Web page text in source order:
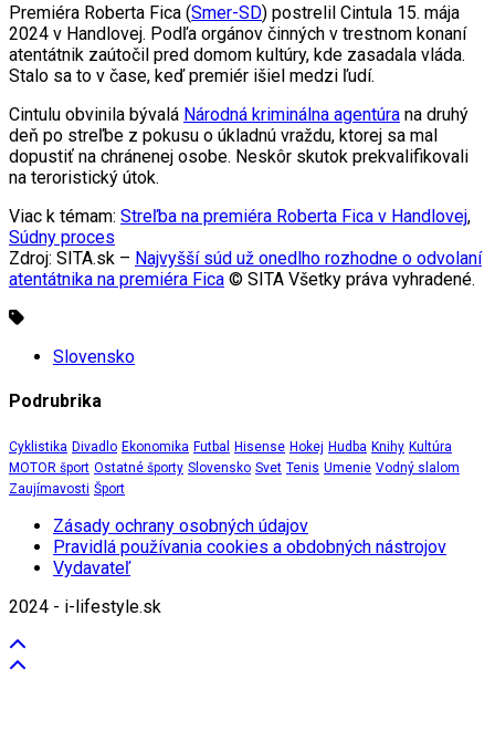
Premiéra Roberta Fica (Smer-SD) postrelil Cintula 15. mája
2024 v Handlovej. Podľa orgánov činných v trestnom konaní
atentátnik zaútočil pred domom kultúry, kde zasadala vláda.
Stalo sa to v čase, keď premiér išiel medzi ľudí.
Cintulu obvinila bývalá Národná kriminálna agentúra na druhý
deň po streľbe z pokusu o úkladnú vraždu, ktorej sa mal
dopustiť na chránenej osobe. Neskôr skutok prekvalifikovali
na teroristický útok.
Viac k témam: Streľba na premiéra Roberta Fica v Handlovej,
Súdny proces
Zdroj: SITA.sk – Najvyšší súd už onedlho rozhodne o odvolaní
atentátnika na premiéra Fica © SITA Všetky práva vyhradené.
Slovensko
Podrubrika
Cyklistika Divadlo Ekonomika Futbal Hisense Hokej Hudba Knihy Kultúra
MOTOR šport Ostatné športy Slovensko Svet Tenis Umenie Vodný slalom
Zaujímavosti Šport
Zásady ochrany osobných údajov
Pravidlá používania cookies a obdobných nástrojov
Vydavateľ
2024 - i-lifestyle.sk